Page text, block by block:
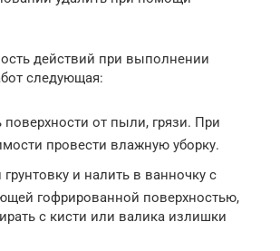
действий при выполнении
следующая:
поверхности от пыли, грязи. При
провести влажную уборку.
грунтовку и налить в ванночку с
гофрированной поверхностью,
с кисти или валика излишки